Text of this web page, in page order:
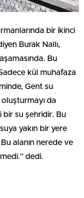
bir ikinci
Burak Nallı,
Bu
kül muhafaza
Gent su
da
bir su şehridir. Bu
yakın bir yere
Bu alanın nerede ve
dedi.